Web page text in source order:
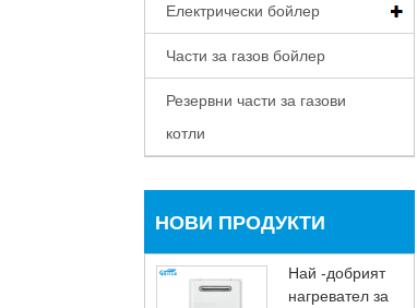
Електрически бойлер
Части за газов бойлер
Резервни части за газови
котли
НОВИ ПРОДУКТИ
Най -добрият
нагревател за